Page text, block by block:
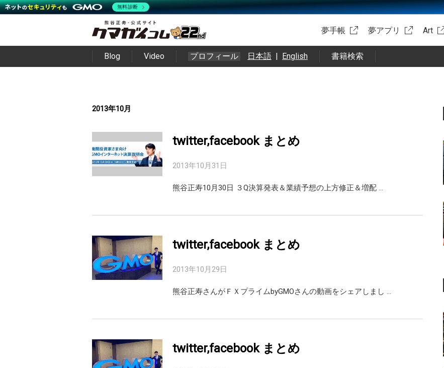
夢手帳 夢アプリ Art
Blog Video プロフィール 日本語 | English 書籍検索
2013年10月
twitter,facebook まとめ
2013年10月31日
熊谷正寿10月30日 ３Q決算発表＆業績予想の上方修正＆増配 …
twitter,facebook まとめ
2013年10月29日
熊谷正寿さんがＦＸプライムbyGMOさんの動画をシェアしまし …
twitter,facebook まとめ
無料診断